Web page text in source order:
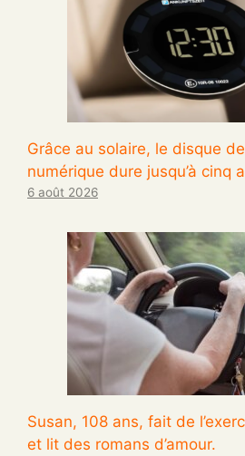
Grâce au solaire, le disque
numérique dure jusqu’à cinq
6 août 2026
Susan, 108 ans, fait de
et lit des romans d’amour.